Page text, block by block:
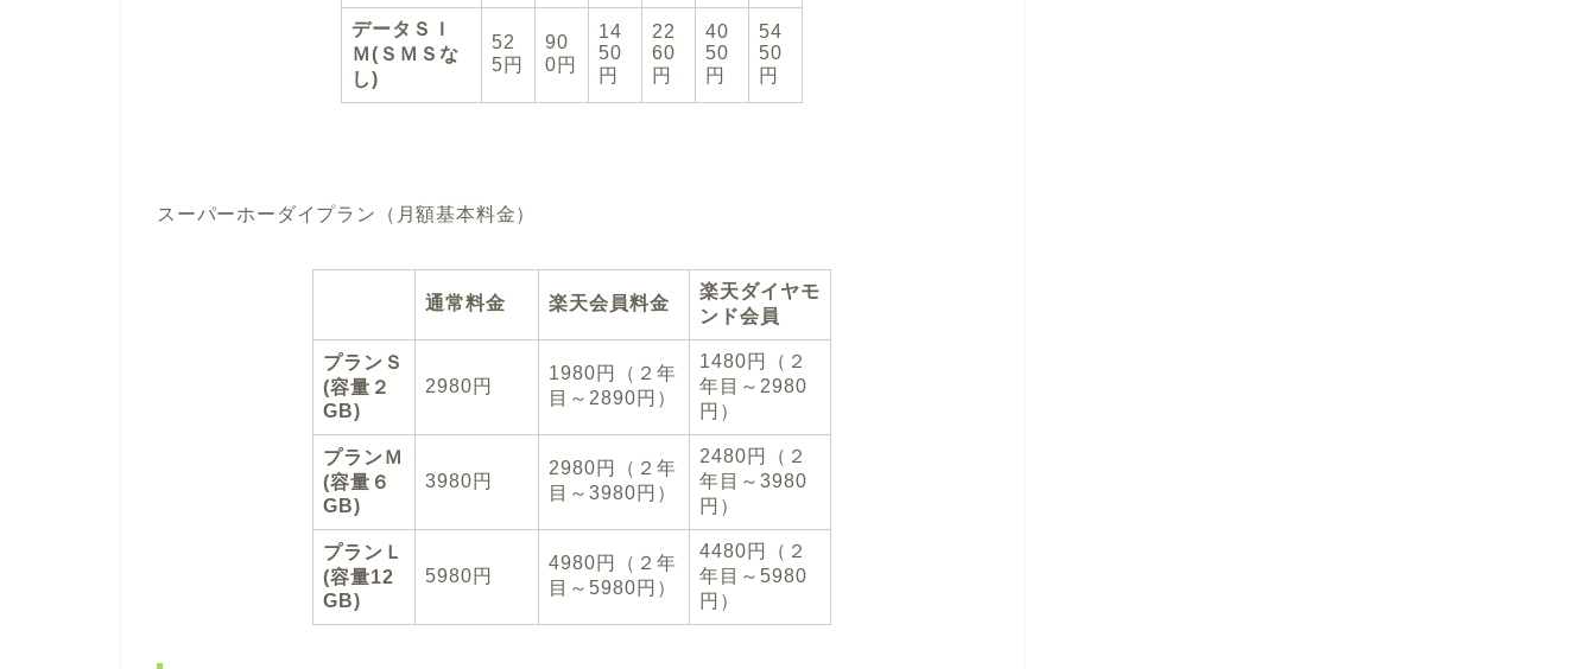
データＳＩ
Ｍ(ＳＭＳな
し)
52
5円
90
0円
14
50
円
22
60
円
40
50
円
54
50
円
スーパーホーダイプラン（月額基本料金）
通常料金 楽天会員料金
楽天ダイヤモ
ンド会員
プランＳ
(容量２
GB)
2980円
1980円（２年
目～2890円）
1480円（２
年目～2980
円）
プランＭ
(容量６
GB)
3980円
2980円（２年
目～3980円）
2480円（２
年目～3980
円）
プランＬ
(容量12
GB)
5980円
4980円（２年
目～5980円）
4480円（２
年目～5980
円）